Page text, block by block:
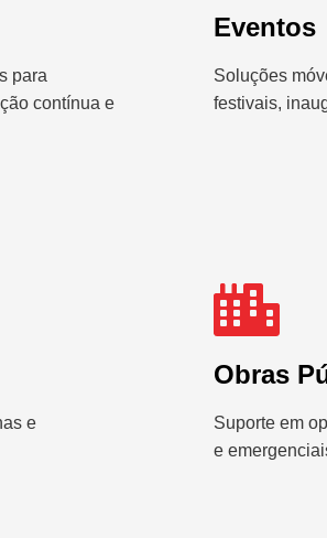
para
contínua e
Eventos
Soluções
festivais,
e
Obras
Suporte em
e